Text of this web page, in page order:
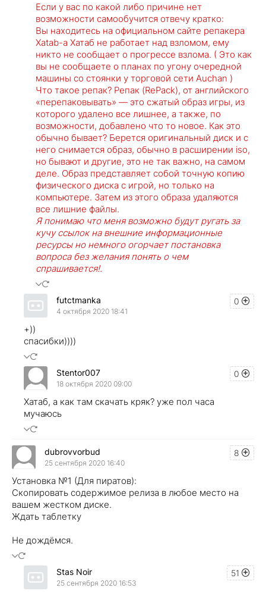
Если у вас по какой либо причине нет
возможности самообучится отвечу кратко:
Вы находитесь на официальном сайте репакера
Xatab-а Хатаб не работает над взломом, ему
никто не сообщает о прогрессе взлома. ( Это как
вы не сообщаете о планах по угону очередной
машины со стоянки у торговой сети Auchan )
Что такое репак? Репак (RePack), от английского
«перепаковывать» — это сжатый образ игры, из
которого удалено все лишнее, а также, по
возможности, добавлено что то новое. Как это
обычно бывает? Берется оригинальный диск и с
него снимается образ, обычно в расширении iso,
но бывают и другие, это не так важно, на самом
деле. Образ представляет собой точную копию
физического диска с игрой, но только на
компьютере. Затем из этого образа удаляются
все лишние файлы.
Я понимаю что меня возможно будут ругать за
кучу ссылок на внешние информационные
ресурсы но немного огорчает постановка
вопроса без желания понять о чем
спрашивается!.
0
futctmanka
4 октября 2020 18:41
+))
спасибки))))
0
Stentor007
18 октября 2020 09:00
Хатаб, а как там скачать кряк? уже пол часа
мучаюсь
8
dubrovvorbud
25 сентября 2020 16:40
Установка №1 (Для пиратов):
Скопировать содержимое релиза в любое место на
вашем жестком диске.
Ждать таблетку
Не дождёмся.
51
Stas Noir
25 сентября 2020 16:53